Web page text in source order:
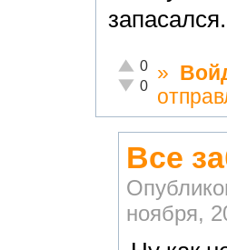
Отлично!
0
Неадекватно!
0
»
Все
ноября,